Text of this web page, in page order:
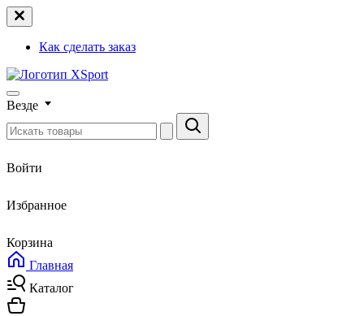
Как сделать заказ
Везде
Войти
Избранное
Корзина
Главная
Каталог